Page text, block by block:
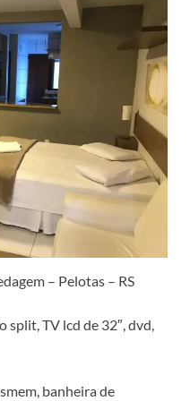
– Pelotas – RS
TV lcd de 32″, dvd,
banheira de